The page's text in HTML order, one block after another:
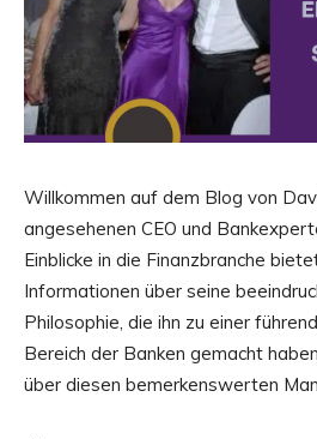
Willkommen auf dem Blog von
angesehenen CEO und
Einblicke in die Finanzbranche
Informationen über seine
Philosophie, die ihn zu einer
Bereich der Banken gemacht
über diesen bemerkenswerten